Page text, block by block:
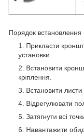
Порядок встановлення
Прикласти
установки.
Встановити
кріплення.
Встановити листи
Відрегулювати
Затягнути всі
Навантажити